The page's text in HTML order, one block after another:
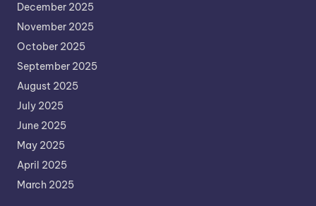
December 2025
November 2025
October 2025
September 2025
August 2025
July 2025
June 2025
May 2025
April 2025
March 2025